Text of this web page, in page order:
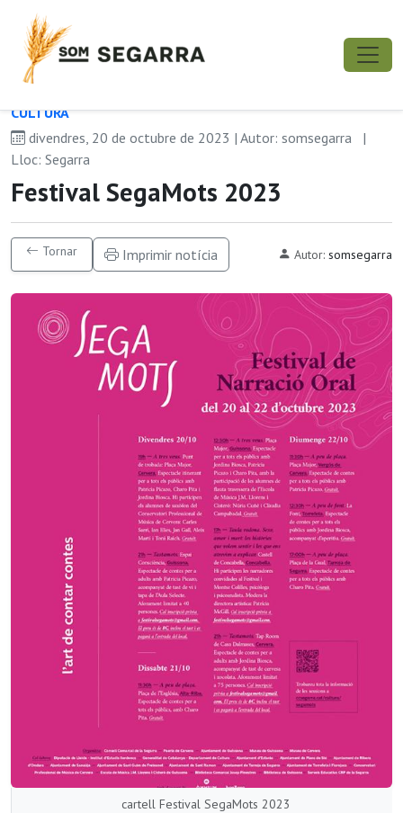
CULTURA
divendres, 20 de octubre de 2023 | Autor: somsegarra
|
Lloc: Segarra
Festival SegaMots 2023
Tornar Imprimir notícia Autor: somsegarra
cartell Festival SegaMots 2023